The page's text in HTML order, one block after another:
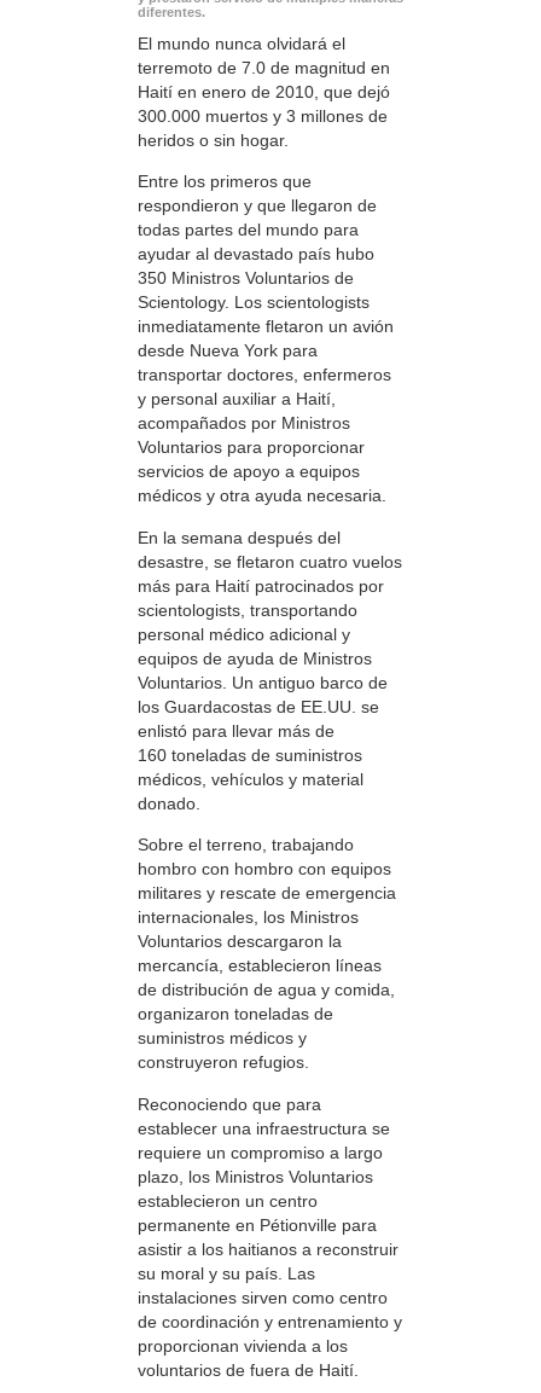
diferentes.
El mundo nunca olvidará el
terremoto de 7.0 de magnitud en
Haití en enero de 2010, que dejó
300.000 muertos y 3 millones de
heridos o sin hogar.
Entre los primeros que
respondieron y que llegaron de
todas partes del mundo para
ayudar al devastado país hubo
350 Ministros Voluntarios de
Scientology. Los scientologists
inmediatamente fletaron un avión
desde Nueva York para
transportar doctores, enfermeros
y personal auxiliar a Haití,
acompañados por Ministros
Voluntarios para proporcionar
servicios de apoyo a equipos
médicos y otra ayuda necesaria.
En la semana después del
desastre, se fletaron cuatro vuelos
más para Haití patrocinados por
scientologists, transportando
personal médico adicional y
equipos de ayuda de Ministros
Voluntarios. Un antiguo barco de
los Guardacostas de EE.UU. se
enlistó para llevar más de
160 toneladas de suministros
médicos, vehículos y material
donado.
Sobre el terreno, trabajando
hombro con hombro con equipos
militares y rescate de emergencia
internacionales, los Ministros
Voluntarios descargaron la
mercancía, establecieron líneas
de distribución de agua y comida,
organizaron toneladas de
suministros médicos y
construyeron refugios.
Reconociendo que para
establecer una infraestructura se
requiere un compromiso a largo
plazo, los Ministros Voluntarios
establecieron un centro
permanente en Pétionville para
asistir a los haitianos a reconstruir
su moral y su país. Las
instalaciones sirven como centro
de coordinación y entrenamiento y
proporcionan vivienda a los
voluntarios de fuera de Haití.